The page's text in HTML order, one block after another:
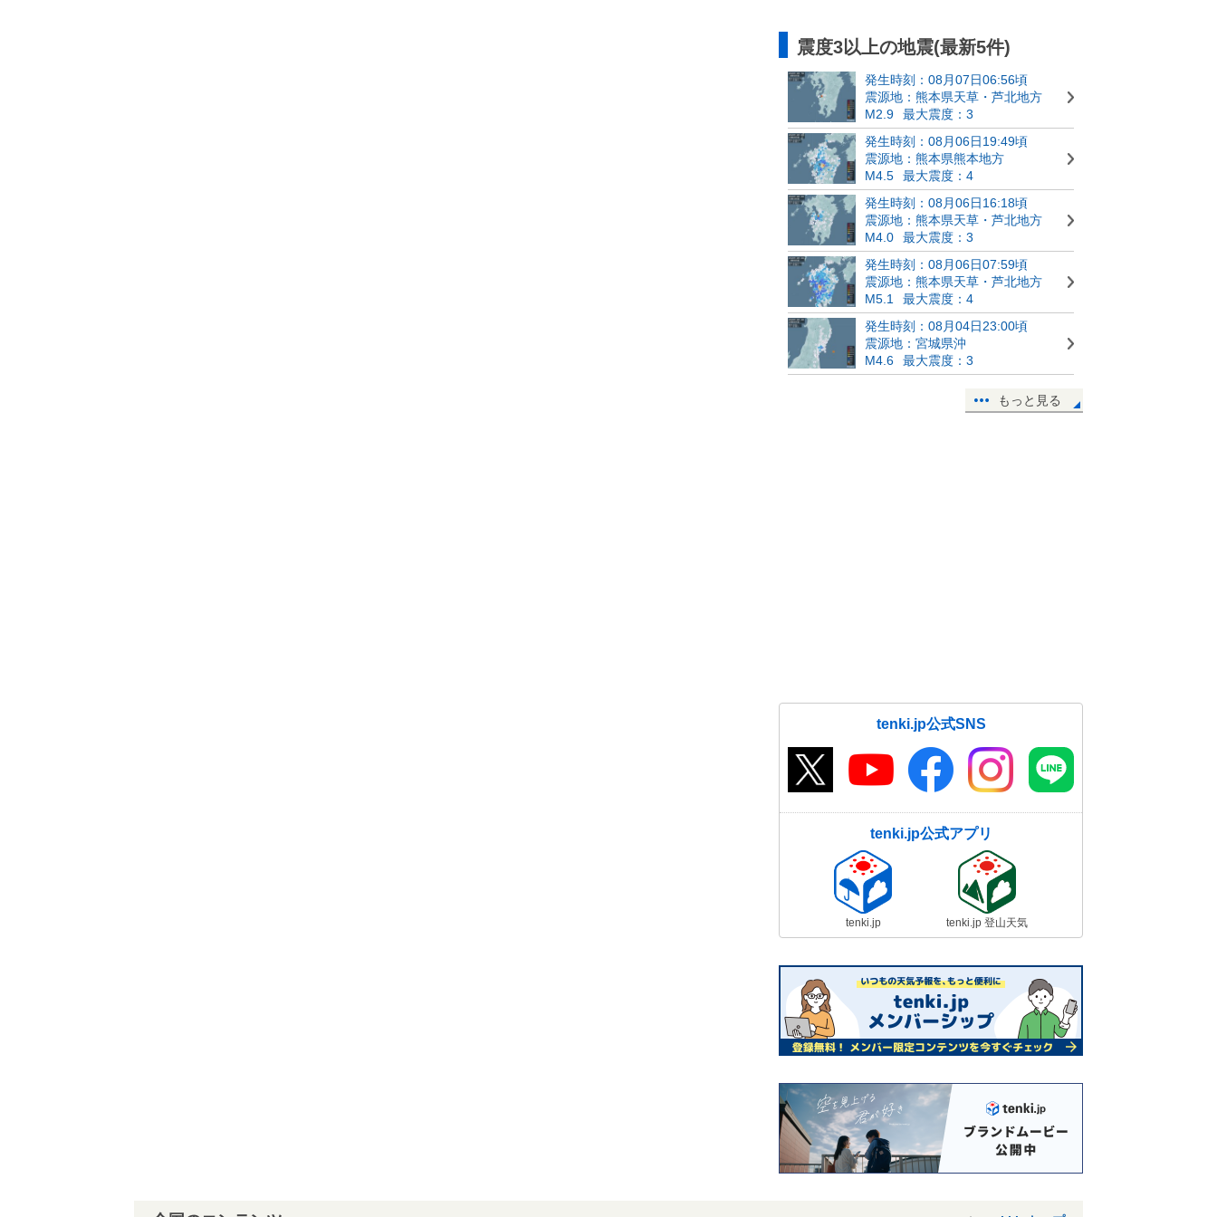
震度3以上の地震(最新5件)
発生時刻：08月07日06:56頃
震源地：熊本県天草・芦北地方
M2.9
最大震度：3
発生時刻：08月06日19:49頃
震源地：熊本県熊本地方
M4.5
最大震度：4
発生時刻：08月06日16:18頃
震源地：熊本県天草・芦北地方
M4.0
最大震度：3
発生時刻：08月06日07:59頃
震源地：熊本県天草・芦北地方
M5.1
最大震度：4
発生時刻：08月04日23:00頃
震源地：宮城県沖
M4.6
最大震度：3
もっと見る
tenki.jp公式SNS
tenki.jp公式アプリ
tenki.jp tenki.jp 登山天気